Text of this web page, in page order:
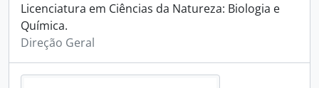
Licenciatura em Ciências da Natureza: Biologia e
Química.
Direção Geral